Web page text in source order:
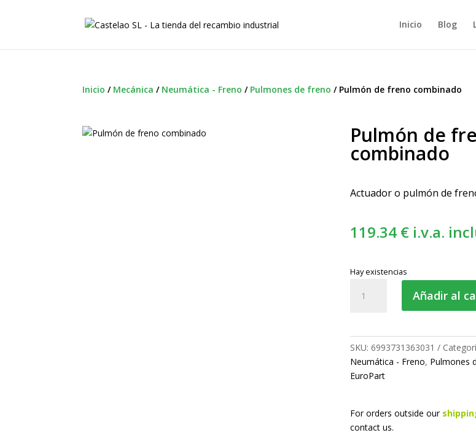
Inicio Blog
Inicio / Mecánica / Neumática - Freno / Pulmones de freno / Pulmón de freno combinado
Pulmón de
combinado
Actuador o pulmón de
119.34 € i.v.a.
Hay existencias
Añadir al
SKU: 6993731363031
Neumática - Freno, Pulmones
EuroPart
For orders outside our
contact us.